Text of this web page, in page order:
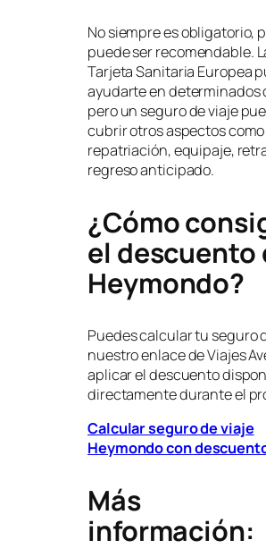
No siempre es obligatorio,
puede ser recomendable.
Tarjeta Sanitaria Europea
ayudarte en determinados
pero un seguro de viaje
cubrir otros aspectos como
repatriación, equipaje,
regreso anticipado.
¿Cómo
el descuento
Heymondo?
Puedes calcular tu seguro
nuestro enlace de Viajes
aplicar el descuento
directamente durante el
Calcular seguro de viaje
Heymondo con
Más
información: